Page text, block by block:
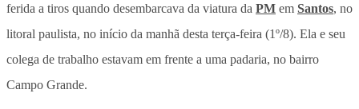
ferida a tiros quando desembarcava da viatura da PM em Santos, no
litoral paulista, no início da manhã desta terça-feira (1º/8). Ela e seu
colega de trabalho estavam em frente a uma padaria, no bairro
Campo Grande.